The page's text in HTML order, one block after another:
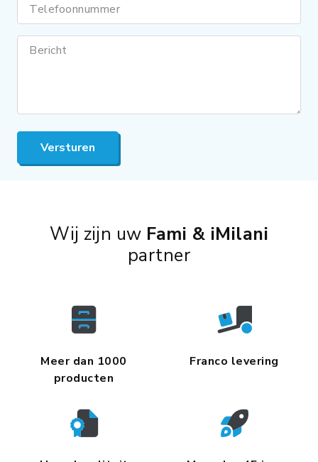
Telefoonnummer
Bericht
Versturen
Wij zijn uw Fami & iMilani
partner
Meer dan 1000
producten
Franco levering